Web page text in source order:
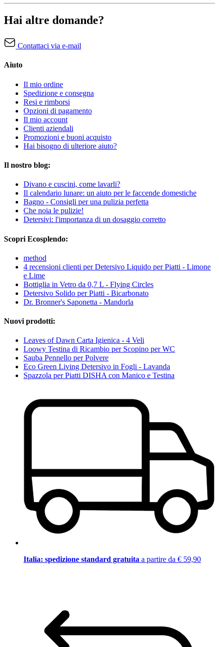
Hai altre domande?
Contattaci via e-mail
Aiuto
Il mio ordine
Spedizione e consegna
Resi e rimborsi
Opzioni di pagamento
Il mio account
Clienti aziendali
Promozioni e buoni acquisto
Hai bisogno di ulteriore aiuto?
Il nostro blog:
Divano e cuscini, come lavarli?
Il calendario lunare: un aiuto per le faccende domestiche
Bagno - Consigli per una pulizia perfetta
Che noia le pulizie!
Detersivi: l'importanza di un dosaggio corretto
Scopri Ecosplendo:
method
4 recensioni clienti per Detersivo Liquido per Piatti - Limone
e Lime
Bottiglia in Vetro da 0,7 L - Flying Circles
Detersivo Solido per Piatti - Bicarbonato
Dr. Bronner's Saponetta - Mandorla
Nuovi prodotti:
Leaves of Dawn Carta Igienica - 4 Veli
Loowy Testina di Ricambio per Scopino per WC
Sauba Pennello per Polvere
Eco Green Living Detersivo in Fogli - Lavanda
Spazzola per Piatti DISHA con Manico e Testina
Italia: spedizione standard gratuita a partire da € 59,90